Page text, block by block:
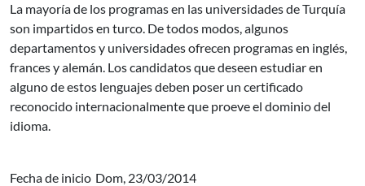
La mayoría de los programas en las universidades de Turquía
son impartidos en turco. De todos modos, algunos
departamentos y universidades ofrecen programas en inglés,
frances y alemán. Los candidatos que deseen estudiar en
alguno de estos lenguajes deben poser un certificado
reconocido internacionalmente que proeve el dominio del
idioma.
Fecha de inicio Dom, 23/03/2014